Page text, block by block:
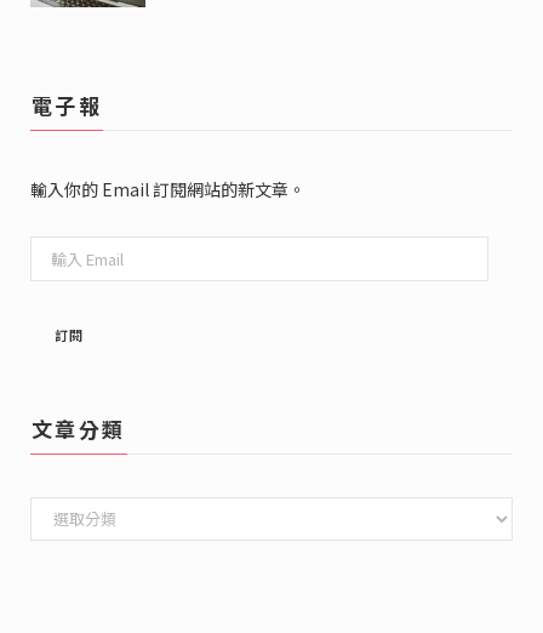
電子報
輸入你的 Email 訂閱網站的新文章。
入
訂閱
文章分類
章